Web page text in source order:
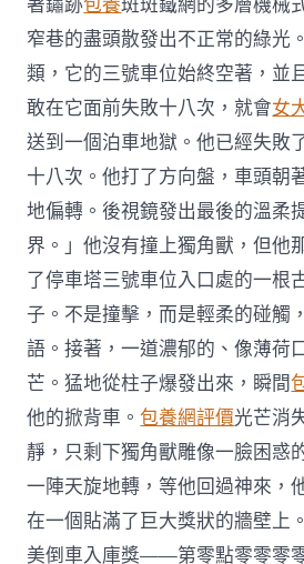
窄巷的盡頭散發出不正常的綠光
類，它的三號車位始終空著，並
敢在它面前失敗十八次，就會女
送到一個泊車地獄。他已經失敗
十八次。他打了方向盤，車頭朝
地偏轉。後視鏡發出最後的溫柔
界。」他沒有撞上獨角獸，但他
了停車塔三號車位入口處的一根
子。不是撞擊，而是輕柔的碰觸
語。接著，一道濃郁的、像薄荷
芒。猛地從柱子爆發出來，瞬間
他的掀背車。包養網評價光芒消
靜，只剩下獨角獸雕像一臉困惑
一陣天旋地轉，等他回過神來，
在一個貼滿了巨大獎狀的牆壁上
美倒車入庫獎——第零點零零零